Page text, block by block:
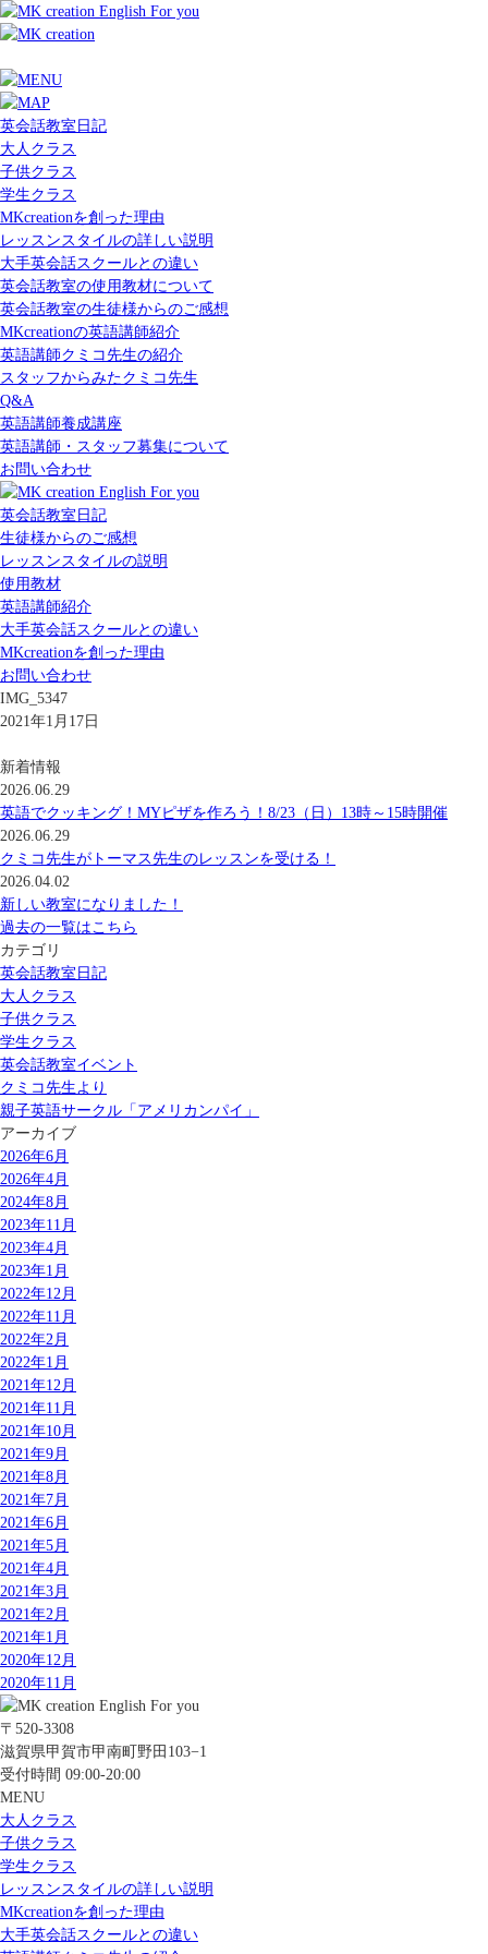
英会話教室日記
大人クラス
子供クラス
学生クラス
MKcreationを創った理由
レッスンスタイルの詳しい説明
大手英会話スクールとの違い
英会話教室の使用教材について
英会話教室の生徒様からのご感想
MKcreationの英語講師紹介
英語講師クミコ先生の紹介
スタッフからみたクミコ先生
Q&A
英語講師養成講座
英語講師・スタッフ募集について
お問い合わせ
英会話教室日記
生徒様からのご感想
レッスンスタイルの説明
使用教材
英語講師紹介
大手英会話スクールとの違い
MKcreationを創った理由
お問い合わせ
IMG_5347
2021年1月17日
新着情報
2026.06.29
英語でクッキング！MYピザを作ろう！8/23（日）13時～15時開催
2026.06.29
クミコ先生がトーマス先生のレッスンを受ける！
2026.04.02
新しい教室になりました！
過去の一覧はこちら
カテゴリ
英会話教室日記
大人クラス
子供クラス
学生クラス
英会話教室イベント
クミコ先生より
親子英語サークル「アメリカンパイ」
アーカイブ
2026年6月
2026年4月
2024年8月
2023年11月
2023年4月
2023年1月
2022年12月
2022年11月
2022年2月
2022年1月
2021年12月
2021年11月
2021年10月
2021年9月
2021年8月
2021年7月
2021年6月
2021年5月
2021年4月
2021年3月
2021年2月
2021年1月
2020年12月
2020年11月
〒520-3308
滋賀県甲賀市甲南町野田103−1
受付時間 09:00-20:00
MENU
大人クラス
子供クラス
学生クラス
レッスンスタイルの詳しい説明
MKcreationを創った理由
大手英会話スクールとの違い